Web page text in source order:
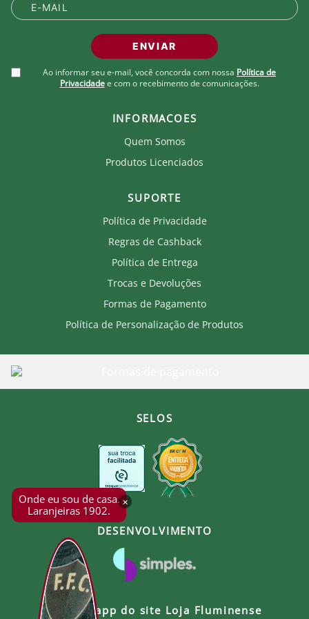
×
Onde eu sou de casa.
Laranjeiras 1902.
ENVIAR
Ao informar seu e-mail, você concorda com nossa Política de
Privacidade e com o recebimento de comunicações.
INFORMACOES
Quem Somos
Produtos Licenciados
SUPORTE
Política de Privacidade
Regras de Cashback
Política de Entrega
Trocas e Devoluções
Formas de Pagamento
Política de Personalização de Produtos
SELOS
DESENVOLVIMENTO
Baixe o app do site Loja Fluminense